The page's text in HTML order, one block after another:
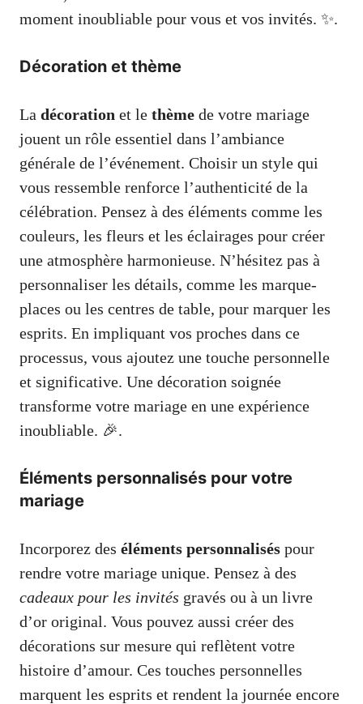
moment inoubliable pour vous et vos invités. ✨.
Décoration et thème
La décoration et le thème de votre mariage
jouent un rôle essentiel dans l’ambiance
générale de l’événement. Choisir un style qui
vous ressemble renforce l’authenticité de la
célébration. Pensez à des éléments comme les
couleurs, les fleurs et les éclairages pour créer
une atmosphère harmonieuse. N’hésitez pas à
personnaliser les détails, comme les marque-
places ou les centres de table, pour marquer les
esprits. En impliquant vos proches dans ce
processus, vous ajoutez une touche personnelle
et significative. Une décoration soignée
transforme votre mariage en une expérience
inoubliable. 🎉.
Éléments personnalisés pour votre
mariage
Incorporez des éléments personnalisés pour
rendre votre mariage unique. Pensez à des
cadeaux pour les invités gravés ou à un livre
d’or original. Vous pouvez aussi créer des
décorations sur mesure qui reflètent votre
histoire d’amour. Ces touches personnelles
marquent les esprits et rendent la journée encore